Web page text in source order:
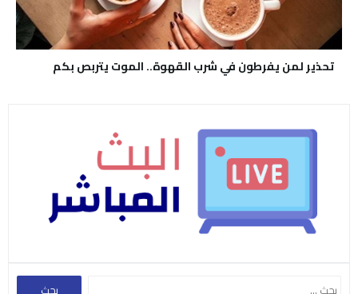
تحذير لمن يفرطون في شرب القهوة.. الموت يتربص بكم